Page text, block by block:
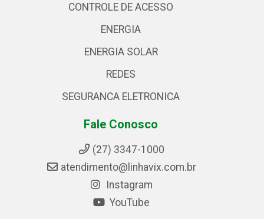
CONTROLE DE ACESSO
ENERGIA
ENERGIA SOLAR
REDES
SEGURANCA ELETRONICA
Fale Conosco
(27) 3347-1000
atendimento@linhavix.com.br
Instagram
YouTube